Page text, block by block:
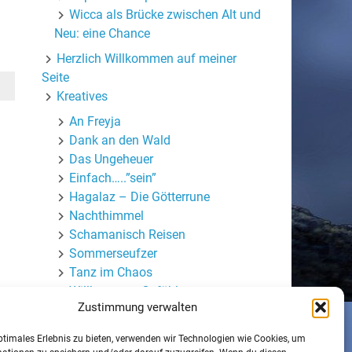
Zustimmung verwalten
Erlebnis zu bieten, verwenden wir Technologien wie Cookies, um
Wicca als Brücke zwischen Alt und
Neu: eine Chance
Herzlich Willkommen auf meiner
Seite
Kreatives
An Freyja
Dank an den Wald
Das Ungeheuer
Einfach…..”sein”
Hagalaz – Die Götterrune
Nachthimmel
Schamanisch Reisen
Sommerseufzer
Tanz im Chaos
Willkommen Gefühle
Wortmasken
Mein (halb-)privater Blog